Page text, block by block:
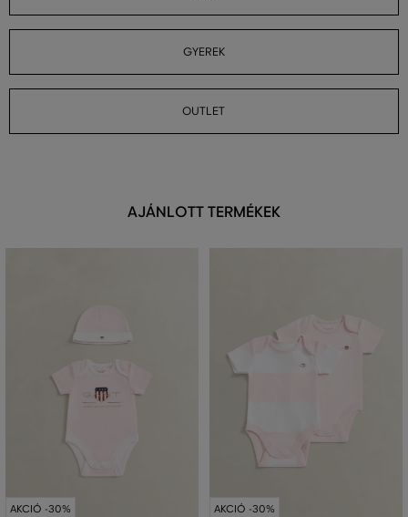
GYEREK
OUTLET
AJÁNLOTT TERMÉKEK
AKCIÓ -30% AKCIÓ -30%